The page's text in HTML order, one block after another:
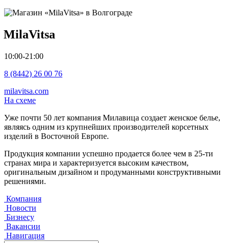
MilaVitsa
10:00-21:00
8 (8442) 26 00 76
milavitsa.com
На схеме
Уже почти 50 лет компания Милавица создает женское белье,
являясь одним из крупнейших производителей корсетных
изделий в Восточной Европе.
Продукция компании успешно продается более чем в 25-ти
странах мира и характеризуется высоким качеством,
оригинальным дизайном и продуманными конструктивными
решениями.
Компания
Новости
Бизнесу
Вакансии
Навигация